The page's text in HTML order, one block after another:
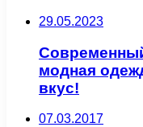
29.05.2023
модная
вкус!
07.03.2017